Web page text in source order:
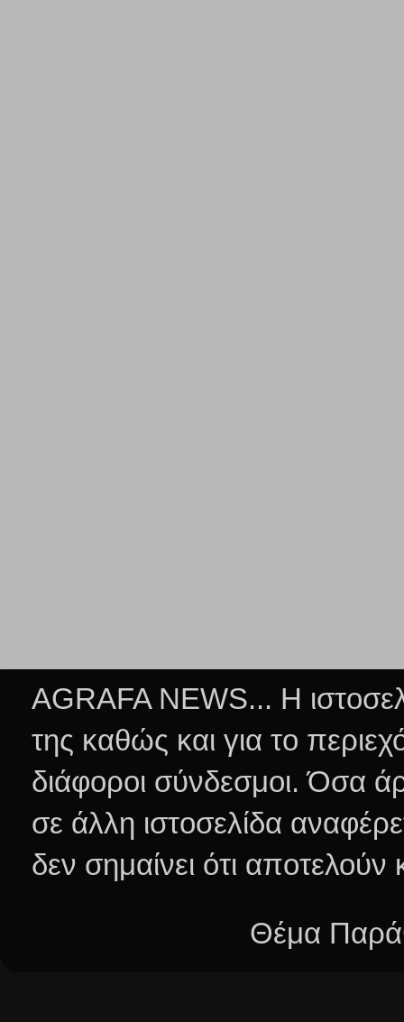
AGRAFA NEWS... Η
της καθώς και για το
διάφοροι σύνδεσμοι.Όσα
σε άλλη ιστοσελίδα
δεν σημαίνει ότι
Θέμα